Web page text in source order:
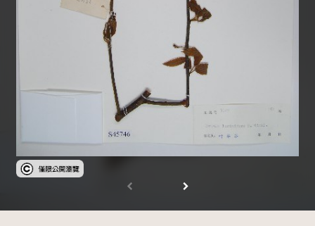
受著作權法保護-僅限於本平台有限度公開瀏覽